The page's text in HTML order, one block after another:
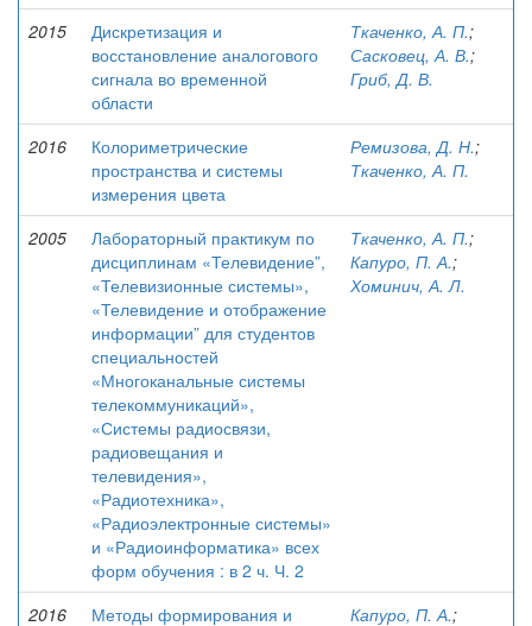
2015
Дискретизация и
восстановление аналогового
сигнала во временной
области
Ткаченко, А. П.;
Сасковец, А. В.;
Гриб, Д. В.
2016
Колориметрические
пространства и системы
измерения цвета
Ремизова, Д. Н.;
Ткаченко, А. П.
2005
Лабораторный практикум по
дисциплинам «Телевидение”,
«Телевизионные системы»,
«Телевидение и отображение
информации” для студентов
специальностей
«Многоканальные системы
телекоммуникаций»,
«Системы радиосвязи,
радиовещания и
телевидения»,
«Радиотехника»,
«Радиоэлектронные системы»
и «Радиоинформатика» всех
форм обучения : в 2 ч. Ч. 2
Ткаченко, А. П.;
Капуро, П. А.;
Хоминич, А. Л.
2016
Методы формирования и
Капуро, П. А.;